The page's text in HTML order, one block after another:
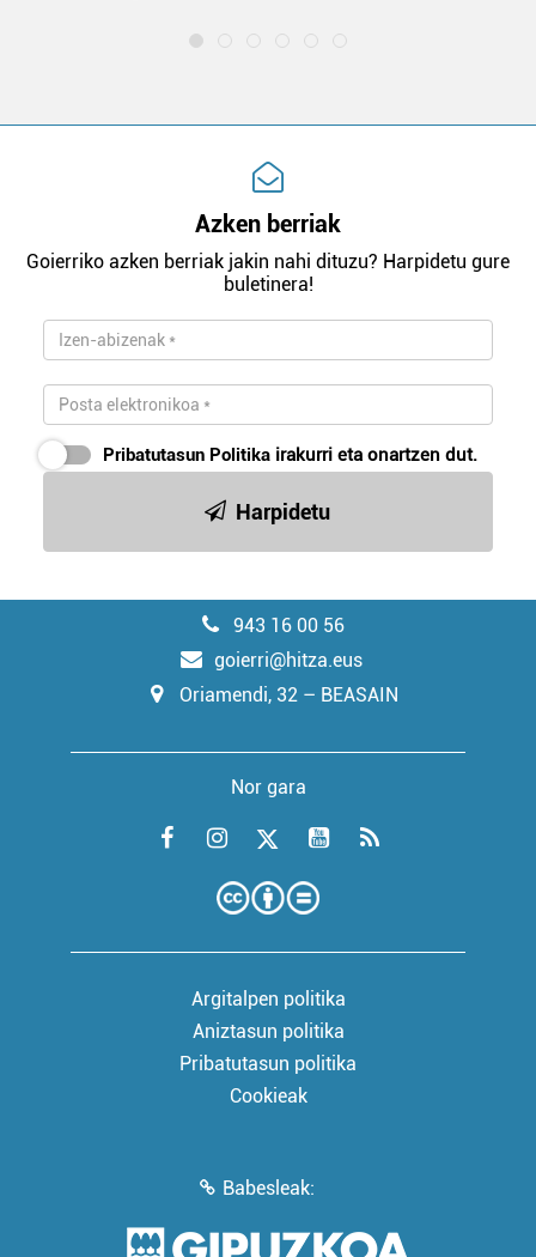
Azken berriak
Goierriko azken berriak jakin nahi dituzu? Harpidetu gure
buletinera!
Pribatutasun Politika irakurri eta onartzen dut.
Harpidetu
943 16 00 56
goierri@hitza.eus
Oriamendi, 32 – BEASAIN
Nor gara
Argitalpen politika
Aniztasun politika
Pribatutasun politika
Cookieak
Babesleak: